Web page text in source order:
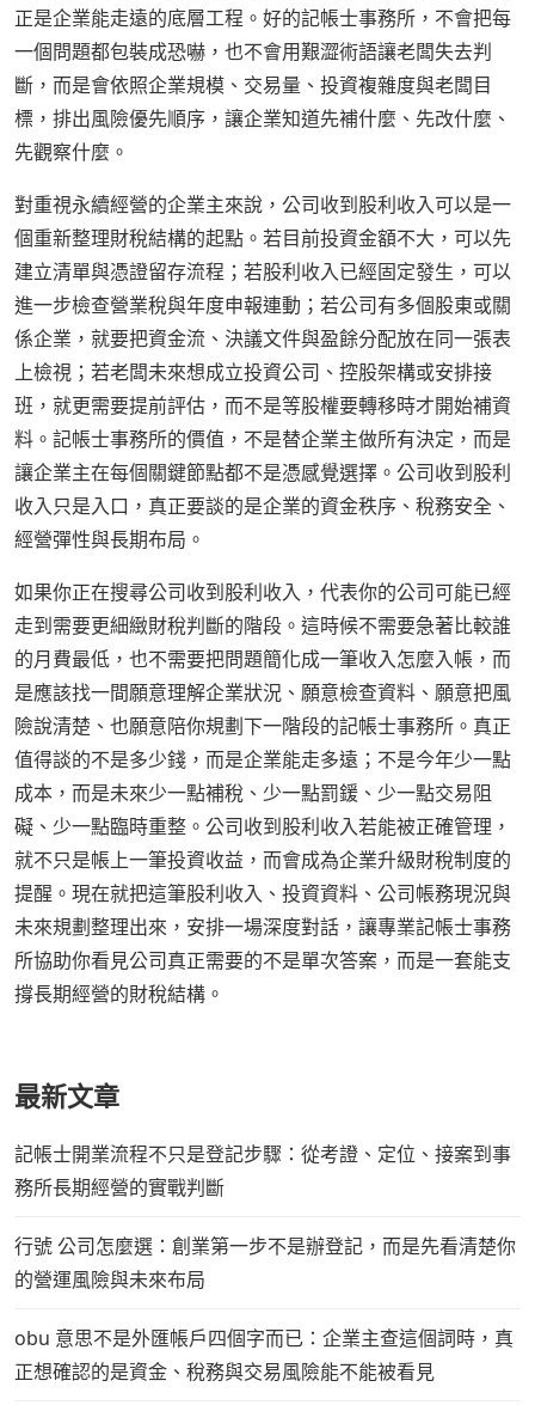
正是企業能走遠的底層工程。好的記帳士事務所，不會把每
一個問題都包裝成恐嚇，也不會用艱澀術語讓老闆失去判
斷，而是會依照企業規模、交易量、投資複雜度與老闆目
標，排出風險優先順序，讓企業知道先補什麼、先改什麼、
先觀察什麼。
對重視永續經營的企業主來說，公司收到股利收入可以是一
個重新整理財稅結構的起點。若目前投資金額不大，可以先
建立清單與憑證留存流程；若股利收入已經固定發生，可以
進一步檢查營業稅與年度申報連動；若公司有多個股東或關
係企業，就要把資金流、決議文件與盈餘分配放在同一張表
上檢視；若老闆未來想成立投資公司、控股架構或安排接
班，就更需要提前評估，而不是等股權要轉移時才開始補資
料。記帳士事務所的價值，不是替企業主做所有決定，而是
讓企業主在每個關鍵節點都不是憑感覺選擇。公司收到股利
收入只是入口，真正要談的是企業的資金秩序、稅務安全、
經營彈性與長期布局。
如果你正在搜尋公司收到股利收入，代表你的公司可能已經
走到需要更細緻財稅判斷的階段。這時候不需要急著比較誰
的月費最低，也不需要把問題簡化成一筆收入怎麼入帳，而
是應該找一間願意理解企業狀況、願意檢查資料、願意把風
險說清楚、也願意陪你規劃下一階段的記帳士事務所。真正
值得談的不是多少錢，而是企業能走多遠；不是今年少一點
成本，而是未來少一點補稅、少一點罰鍰、少一點交易阻
礙、少一點臨時重整。公司收到股利收入若能被正確管理，
就不只是帳上一筆投資收益，而會成為企業升級財稅制度的
提醒。現在就把這筆股利收入、投資資料、公司帳務現況與
未來規劃整理出來，安排一場深度對話，讓專業記帳士事務
所協助你看見公司真正需要的不是單次答案，而是一套能支
撐長期經營的財稅結構。
最新文章
記帳士開業流程不只是登記步驟：從考證、定位、接案到事
務所長期經營的實戰判斷
行號 公司怎麼選：創業第一步不是辦登記，而是先看清楚你
的營運風險與未來布局
obu 意思不是外匯帳戶四個字而已：企業主查這個詞時，真
正想確認的是資金、稅務與交易風險能不能被看見